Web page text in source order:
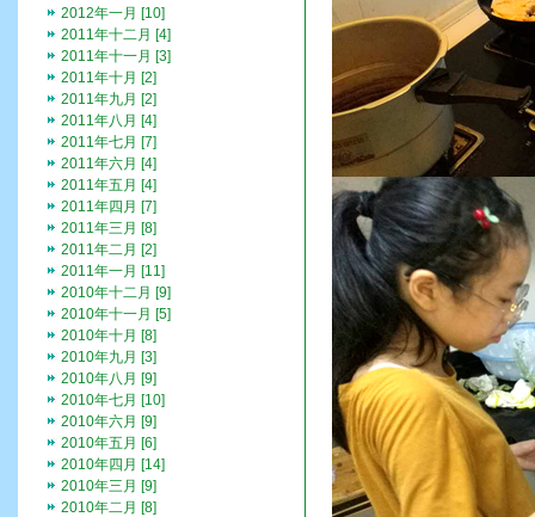
2012年一月 [10]
2011年十二月 [4]
2011年十一月 [3]
2011年十月 [2]
2011年九月 [2]
2011年八月 [4]
2011年七月 [7]
2011年六月 [4]
2011年五月 [4]
2011年四月 [7]
2011年三月 [8]
2011年二月 [2]
2011年一月 [11]
2010年十二月 [9]
2010年十一月 [5]
2010年十月 [8]
2010年九月 [3]
2010年八月 [9]
2010年七月 [10]
2010年六月 [9]
2010年五月 [6]
2010年四月 [14]
2010年三月 [9]
2010年二月 [8]